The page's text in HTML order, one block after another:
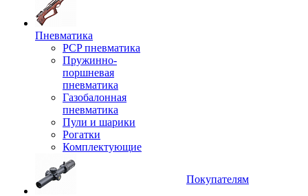
Пневматика
PCP пневматика
Пружинно-
поршневая
пневматика
Газобалонная
пневматика
Пули и шарики
Рогатки
Комплектующие
Покупателям